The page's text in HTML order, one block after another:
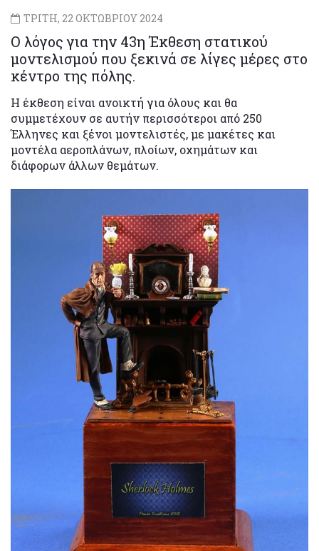
ΤΡΙΤΗ, 22 ΟΚΤΩΒΡΙΟΥ 2024
Ο λόγος για την 43η Έκθεση στατικού
μοντελισμού που ξεκινά σε λίγες μέρες στο
κέντρο της πόλης.
H έκθεση είναι ανοικτή για όλους και θα
συμμετέχουν σε αυτήν περισσότεροι από 250
Έλληνες και ξένοι μοντελιστές, με μακέτες και
μοντέλα αεροπλάνων, πλοίων, οχημάτων και
διάφορων άλλων θεμάτων.